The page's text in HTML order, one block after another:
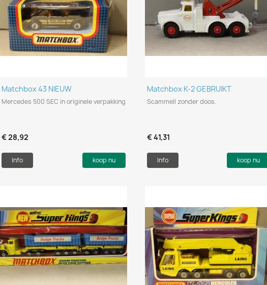
Snel bekijken
Matchbox 43 NIEUW
Mercedes 500 SEC in originele verpakking
€ 28,92
Info koop nu
Snel bekijken
Matchbox K-2 GEBRUIKT
Scammell zonder doos.
€ 41,31
Info koop nu